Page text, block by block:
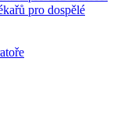
pro dospělé